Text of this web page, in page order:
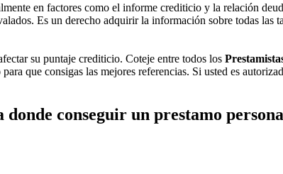
en factores como el informe crediticio y la relación
Es un derecho adquirir la información sobre todas las
su puntaje crediticio. Coteje entre todos los
que consigas las mejores referencias. Si usted es
conseguir un prestamo